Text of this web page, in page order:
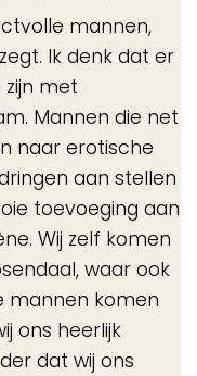
mannen,
Ik denk dat er
zijn met
Mannen die net
naar erotische
aan stellen
toevoeging aan
Wij zelf komen
waar ook
mannen komen
ons heerlijk
dat wij ons